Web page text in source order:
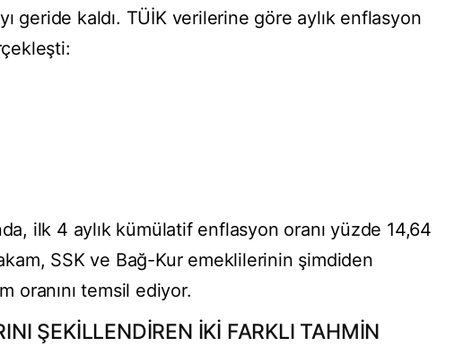
geride kaldı. TÜİK verilerine göre aylık enflasyon
ilk 4 aylık kümülatif enflasyon oranı yüzde 14,64
SSK ve Bağ-Kur emeklilerinin şimdiden
oranını temsil ediyor.
ŞEKİLLENDİREN İKİ FARKLI TAHMİN